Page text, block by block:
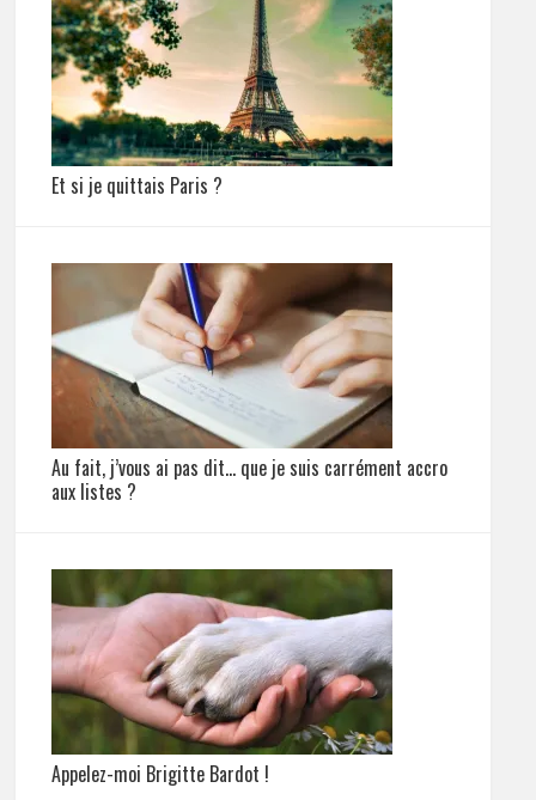
Et si je quittais Paris ?
Au fait, j’vous ai pas dit… que je suis carrément accro
aux listes ?
Appelez-moi Brigitte Bardot !